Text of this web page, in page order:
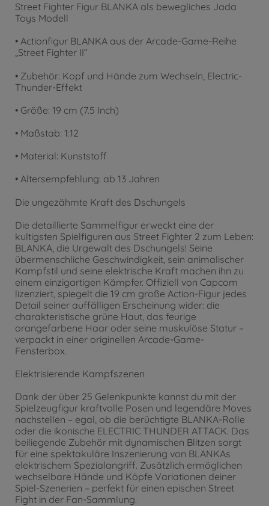
Street Fighter Figur BLANKA als bewegliches Jada
Toys Modell
• Actionfigur BLANKA aus der Arcade-Game-Reihe
„Street Fighter II“
• Zubehör: Kopf und Hände zum Wechseln, Electric-
Thunder-Effekt
• Größe: 19 cm (7.5 Inch)
• Maßstab: 1:12
• Material: Kunststoff
• Altersempfehlung: ab 13 Jahren
Die ungezähmte Kraft des Dschungels
Die detaillierte Sammelfigur erweckt eine der
kultigsten Spielfiguren aus Street Fighter 2 zum Leben:
BLANKA, die Urgewalt des Dschungels! Seine
übermenschliche Geschwindigkeit, sein animalischer
Kampfstil und seine elektrische Kraft machen ihn zu
einem einzigartigen Kämpfer. Offiziell von Capcom
lizenziert, spiegelt die 19 cm große Action-Figur jedes
Detail seiner auffälligen Erscheinung wider: die
charakteristische grüne Haut, das feurige
orangefarbene Haar oder seine muskulöse Statur –
verpackt in einer originellen Arcade-Game-
Fensterbox.
Elektrisierende Kampfszenen
Dank der über 25 Gelenkpunkte kannst du mit der
Spielzeugfigur kraftvolle Posen und legendäre Moves
nachstellen – egal, ob die berüchtigte BLANKA-Rolle
oder die ikonische ELECTRIC THUNDER ATTACK. Das
beiliegende Zubehör mit dynamischen Blitzen sorgt
für eine spektakuläre Inszenierung von BLANKAs
elektrischem Spezialangriff. Zusätzlich ermöglichen
wechselbare Hände und Köpfe Variationen deiner
Spiel-Szenerien – perfekt für einen epischen Street
Fight in der Fan-Sammlung.